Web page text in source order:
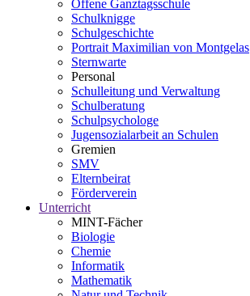
Offene Ganztagsschule
Schulknigge
Schulgeschichte
Portrait Maximilian von Montgelas
Sternwarte
Personal
Schulleitung und Verwaltung
Schulberatung
Schulpsychologe
Jugensozialarbeit an Schulen
Gremien
SMV
Elternbeirat
Förderverein
Unterricht
MINT-Fächer
Biologie
Chemie
Informatik
Mathematik